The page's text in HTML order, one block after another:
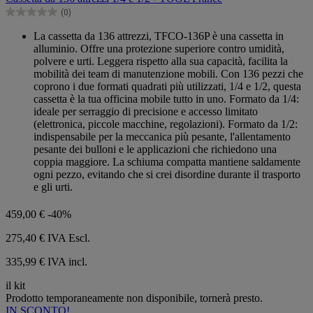
5
stelle.
(0)
0.0
La cassetta da 136 attrezzi, TFCO-136P è una cassetta in
alluminio. Offre una protezione superiore contro umidità,
polvere e urti. Leggera rispetto alla sua capacità, facilita la
mobilità dei team di manutenzione mobili. Con 136 pezzi che
coprono i due formati quadrati più utilizzati, 1/4 e 1/2, questa
cassetta è la tua officina mobile tutto in uno. Formato da 1/4:
ideale per serraggio di precisione e accesso limitato
(elettronica, piccole macchine, regolazioni). Formato da 1/2:
indispensabile per la meccanica più pesante, l'allentamento
pesante dei bulloni e le applicazioni che richiedono una
coppia maggiore. La schiuma compatta mantiene saldamente
ogni pezzo, evitando che si crei disordine durante il trasporto
e gli urti.
459,00 € -40%
275,40 € IVA Escl.
335,99 € IVA incl.
il kit
Prodotto temporaneamente non disponibile, tornerà presto.